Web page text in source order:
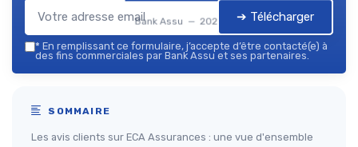
Bank Assu — 2026 ➔ Télécharger
* En remplissant ce formulaire, j’accepte d’être contacté(e) à
des fins commerciales par Bank Assu et ses partenaires.
SOMMAIRE
Les avis clients sur ECA Assurances : une vue d'ensemble